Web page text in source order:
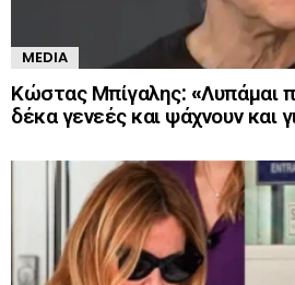
MEDIA
Κώστας Μπίγαλης: «Λυπάμαι
δέκα γενεές και ψάχνουν και